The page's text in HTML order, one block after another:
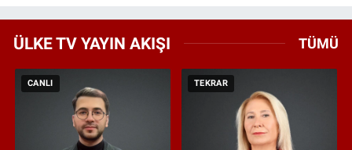
ÜLKE TV YAYIN AKIŞI TÜMÜ
CANLI TEKRAR